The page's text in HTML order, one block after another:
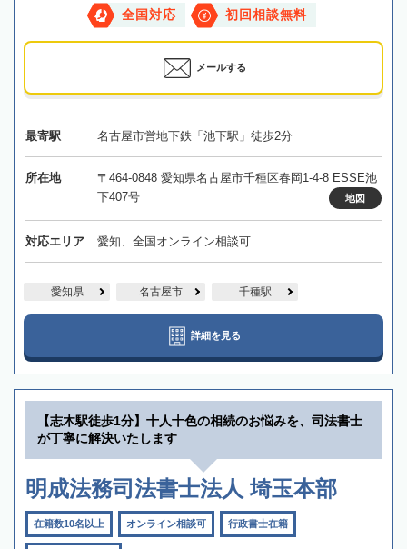
全国対応 初回相談無料
メールする
最寄駅 名古屋市営地下鉄「池下駅」徒歩2分
所在地
〒464-0848 愛知県名古屋市千種区春岡1-4-8 ESSE池
下407号
地図
対応エリア 愛知、全国オンライン相談可
愛知県 名古屋市 千種駅
詳細を見る
【志木駅徒歩1分】十人十色の相続のお悩みを、司法書士
が丁寧に解決いたします
明成法務司法書士法人 埼玉本部
在籍数10名以上 オンライン相談可 行政書士在籍